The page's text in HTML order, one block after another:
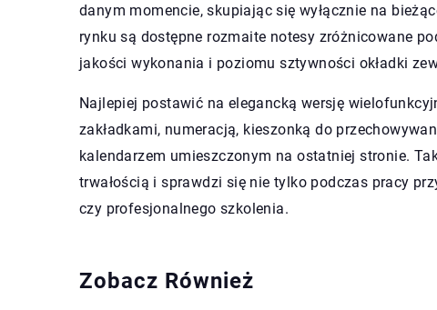
danym momencie, skupiając się wyłącznie na
rynku są dostępne rozmaite notesy zróżnicowane
jakości wykonania i poziomu sztywności okładki
Najlepiej postawić na elegancką wersję
zakładkami, numeracją, kieszonką do
kalendarzem umieszczonym na ostatniej stronie.
trwałością i sprawdzi się nie tylko podczas pracy
czy profesjonalnego szkolenia.
Zobacz Również